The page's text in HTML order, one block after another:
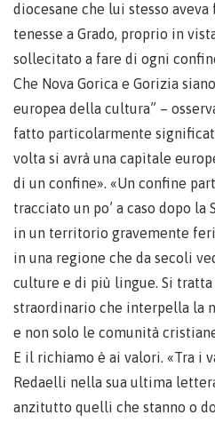
diocesane che lui stesso
tenesse a Grado, proprio in
sollecitato a fare di ogni
Che Nova Gorica e Gorizia
europea della cultura” –
fatto particolarmente
volta si avrà una capitale
di un confine». «Un confine
tracciato un po’ a caso dopo la
in un territorio gravemente
in una regione che da secoli
culture e di più lingue. Si tratta
straordinario che interpella la
e non solo le comunità
E il richiamo è ai valori. «Tra i
Redaelli nella sua ultima
anzitutto quelli che stanno o